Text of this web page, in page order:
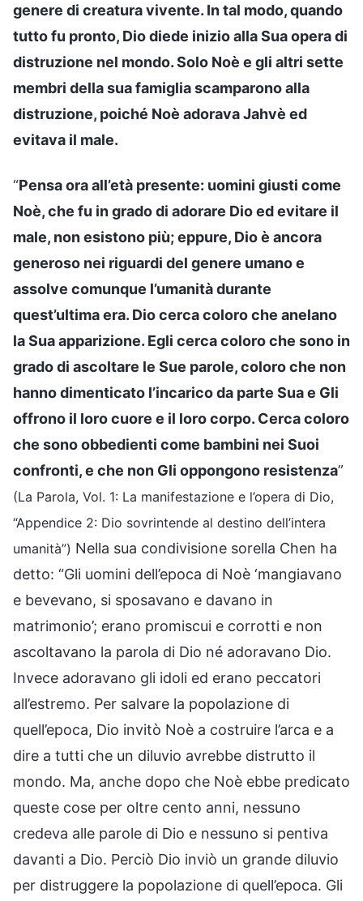
genere di creatura vivente. In tal modo, quando
tutto fu pronto, Dio diede inizio alla Sua opera di
distruzione nel mondo. Solo Noè e gli altri sette
membri della sua famiglia scamparono alla
distruzione, poiché Noè adorava Jahvè ed
evitava il male.
“Pensa ora all’età presente: uomini giusti come
Noè, che fu in grado di adorare Dio ed evitare il
male, non esistono più; eppure, Dio è ancora
generoso nei riguardi del genere umano e
assolve comunque l’umanità durante
quest’ultima era. Dio cerca coloro che anelano
la Sua apparizione. Egli cerca coloro che sono in
grado di ascoltare le Sue parole, coloro che non
hanno dimenticato l’incarico da parte Sua e Gli
offrono il loro cuore e il loro corpo. Cerca coloro
che sono obbedienti come bambini nei Suoi
confronti, e che non Gli oppongono resistenza”
(La Parola, Vol. 1: La manifestazione e l’opera di Dio,
“Appendice 2: Dio sovrintende al destino dell’intera
umanità”) Nella sua condivisione sorella Chen ha
detto: “Gli uomini dell’epoca di Noè ‘mangiavano
e bevevano, si sposavano e davano in
matrimonio’; erano promiscui e corrotti e non
ascoltavano la parola di Dio né adoravano Dio.
Invece adoravano gli idoli ed erano peccatori
all’estremo. Per salvare la popolazione di
quell’epoca, Dio invitò Noè a costruire l’arca e a
dire a tutti che un diluvio avrebbe distrutto il
mondo. Ma, anche dopo che Noè ebbe predicato
queste cose per oltre cento anni, nessuno
credeva alle parole di Dio e nessuno si pentiva
davanti a Dio. Perciò Dio inviò un grande diluvio
per distruggere la popolazione di quell’epoca. Gli